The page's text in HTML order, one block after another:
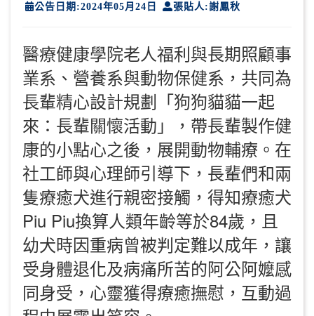
公告日期:2024年05月24日 張貼人:謝鳳秋
醫療健康學院老人福利與長期照顧事
業系、營養系與動物保健系，共同為
長輩精心設計規劃「狗狗貓貓一起
來：長輩關懷活動」，帶長輩製作健
康的小點心之後，展開動物輔療。在
社工師與心理師引導下，長輩們和兩
隻療癒犬進行親密接觸，得知療癒犬
Piu Piu換算人類年齡等於84歲，且
幼犬時因重病曾被判定難以成年，讓
受身體退化及病痛所苦的阿公阿嬤感
同身受，心靈獲得療癒撫慰，互動過